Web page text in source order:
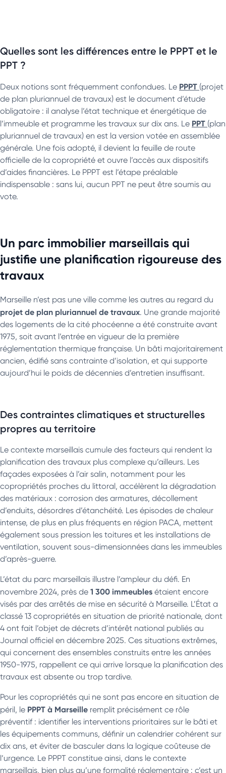
Quelles sont les différences entre le PPPT et le
PPT ?
Deux notions sont fréquemment confondues. Le PPPT (projet
de plan pluriannuel de travaux) est le document d’étude
obligatoire : il analyse l’état technique et énergétique de
l’immeuble et programme les travaux sur dix ans. Le PPT (plan
pluriannuel de travaux) en est la version votée en assemblée
générale. Une fois adopté, il devient la feuille de route
officielle de la copropriété et ouvre l’accès aux dispositifs
d’aides financières. Le PPPT est l’étape préalable
indispensable : sans lui, aucun PPT ne peut être soumis au
vote.
Un parc immobilier marseillais qui
justifie une planification rigoureuse des
travaux
Marseille n’est pas une ville comme les autres au regard du
projet de plan pluriannuel de travaux. Une grande majorité
des logements de la cité phocéenne a été construite avant
1975, soit avant l’entrée en vigueur de la première
réglementation thermique française. Un bâti majoritairement
ancien, édifié sans contrainte d’isolation, et qui supporte
aujourd’hui le poids de décennies d’entretien insuffisant.
Des contraintes climatiques et structurelles
propres au territoire
Le contexte marseillais cumule des facteurs qui rendent la
planification des travaux plus complexe qu’ailleurs. Les
façades exposées à l’air salin, notamment pour les
copropriétés proches du littoral, accélèrent la dégradation
des matériaux : corrosion des armatures, décollement
d’enduits, désordres d’étanchéité. Les épisodes de chaleur
intense, de plus en plus fréquents en région PACA, mettent
également sous pression les toitures et les installations de
ventilation, souvent sous-dimensionnées dans les immeubles
d’après-guerre.
L’état du parc marseillais illustre l’ampleur du défi. En
novembre 2024, près de 1 300 immeubles étaient encore
visés par des arrêtés de mise en sécurité à Marseille. L’État a
classé 13 copropriétés en situation de priorité nationale, dont
4 ont fait l’objet de décrets d’intérêt national publiés au
Journal officiel en décembre 2025. Ces situations extrêmes,
qui concernent des ensembles construits entre les années
1950-1975, rappellent ce qui arrive lorsque la planification des
travaux est absente ou trop tardive.
Pour les copropriétés qui ne sont pas encore en situation de
péril, le PPPT à Marseille remplit précisément ce rôle
préventif : identifier les interventions prioritaires sur le bâti et
les équipements communs, définir un calendrier cohérent sur
dix ans, et éviter de basculer dans la logique coûteuse de
l’urgence. Le PPPT constitue ainsi, dans le contexte
marseillais, bien plus qu’une formalité réglementaire : c’est un